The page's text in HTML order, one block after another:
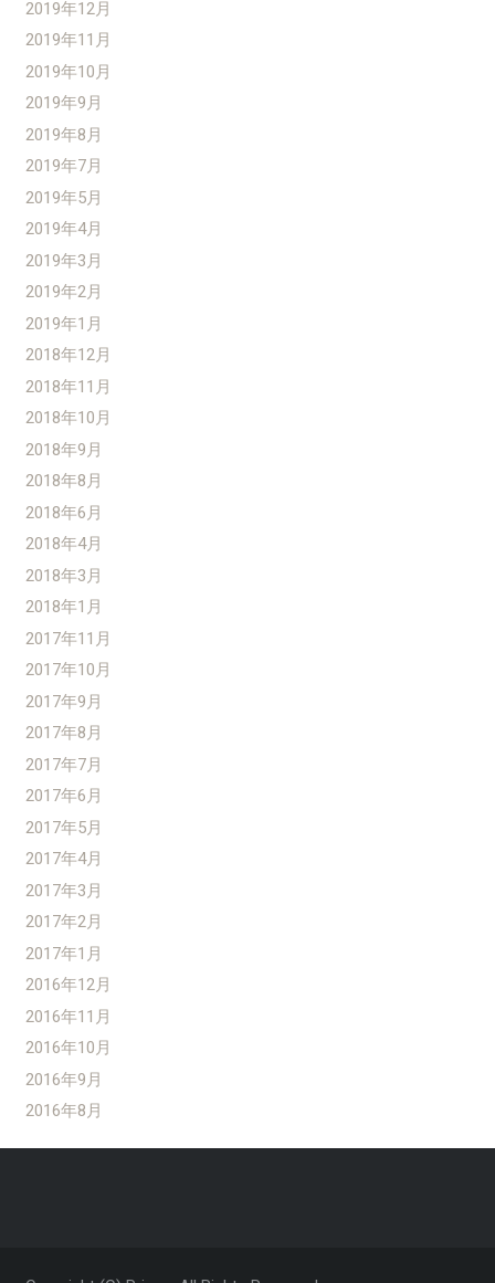
2019年12月
2019年11月
2019年10月
2019年9月
2019年8月
2019年7月
2019年5月
2019年4月
2019年3月
2019年2月
2019年1月
2018年12月
2018年11月
2018年10月
2018年9月
2018年8月
2018年6月
2018年4月
2018年3月
2018年1月
2017年11月
2017年10月
2017年9月
2017年8月
2017年7月
2017年6月
2017年5月
2017年4月
2017年3月
2017年2月
2017年1月
2016年12月
2016年11月
2016年10月
2016年9月
2016年8月